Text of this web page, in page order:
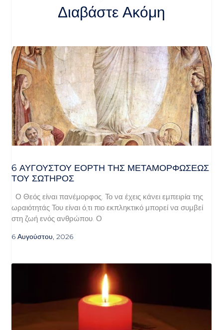
Διαβάστε Ακόμη
6 ΑΥΓΟΥΣΤΟΥ ΕΟΡΤΗ ΤΗΣ ΜΕΤΑΜΟΡΦΩΣΕΩΣ
ΤΟΥ ΣΩΤΗΡΟΣ
Ο Θεός είναι πανέμορφος. Το να έχεις κάνει εμπειρία της
ωραιότητάς Του είναι ό,τι πιο εκπληκτικό μπορεί να συμβεί
στη ζωή ενός ανθρώπου. Ο
6 Αυγούστου, 2026